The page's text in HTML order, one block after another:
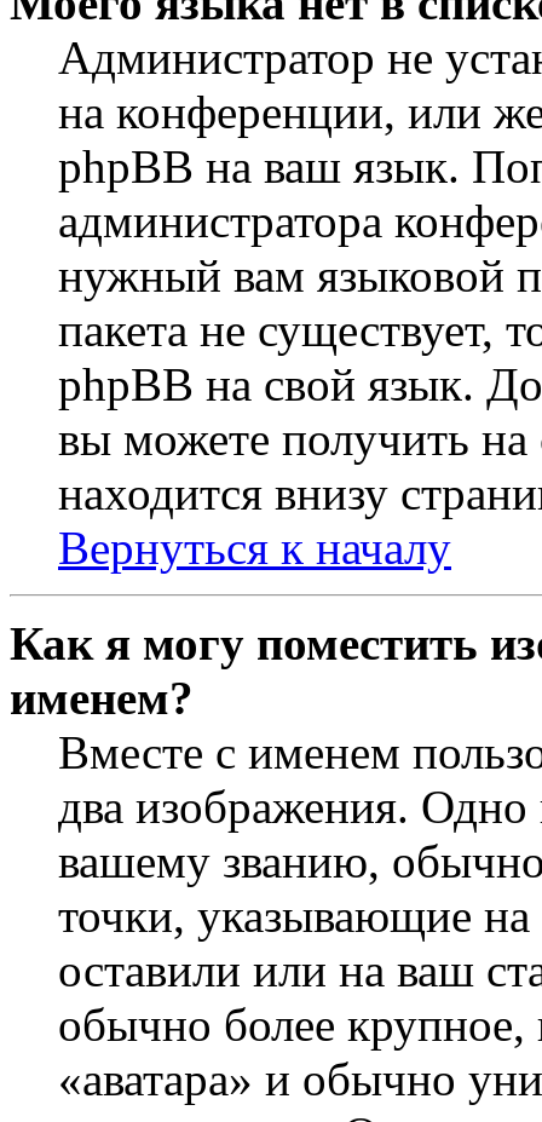
Администратор не
на конференции, или
phpBB на ваш язык.
администратора
нужный вам языковой
пакета не существует,
phpBB на свой язык.
вы можете получить на
находится внизу
Вернуться к началу
Как я могу поместить
именем?
Вместе с именем
два изображения.
вашему званию, обычно
точки, указывающие
оставили или на ваш
обычно более крупное,
«аватара» и обычно